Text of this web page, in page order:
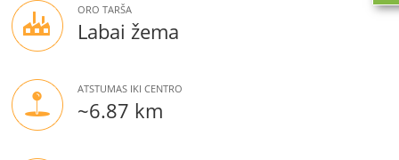
ORO TARŠA
Labai žema
ATSTUMAS IKI CENTRO
~6.87 km